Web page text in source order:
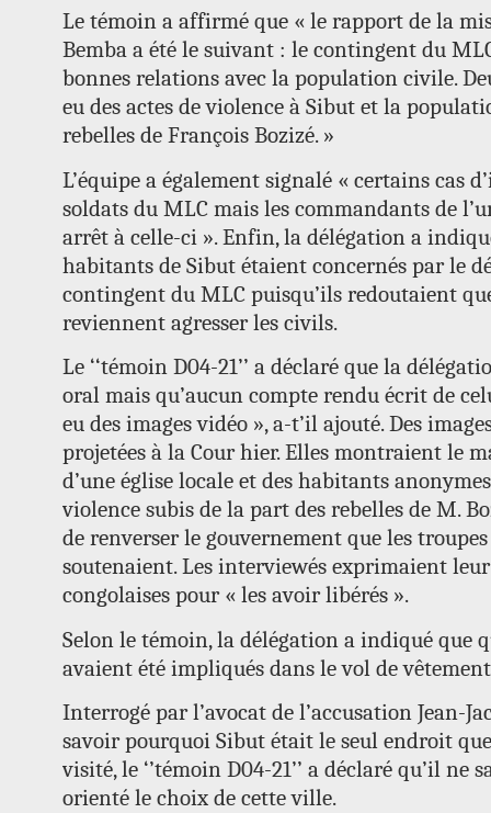
Le témoin a affirmé que « le rapport de la
Bemba a été le suivant : le contingent du
bonnes relations avec la population civile.
eu des actes de violence à Sibut et la
rebelles de François Bozizé. »
L’équipe a également signalé « certains cas
soldats du MLC mais les commandants de
arrêt à celle-ci ». Enfin, la délégation a
habitants de Sibut étaient concernés par le
contingent du MLC puisqu’ils redoutaient
reviennent agresser les civils.
Le ‘‘témoin D04-21’’ a déclaré que la
oral mais qu’aucun compte rendu écrit de
eu des images vidéo », a-t’il ajouté. Des
projetées à la Cour hier. Elles montraient le
d’une église locale et des habitants
violence subis de la part des rebelles de M.
de renverser le gouvernement que les
soutenaient. Les interviewés exprimaient
congolaises pour « les avoir libérés ».
Selon le témoin, la délégation a indiqué que
avaient été impliqués dans le vol de
Interrogé par l’avocat de l’accusation Jean-
savoir pourquoi Sibut était le seul endroit
visité, le ‘’témoin D04-21’’ a déclaré qu’il ne
orienté le choix de cette ville.